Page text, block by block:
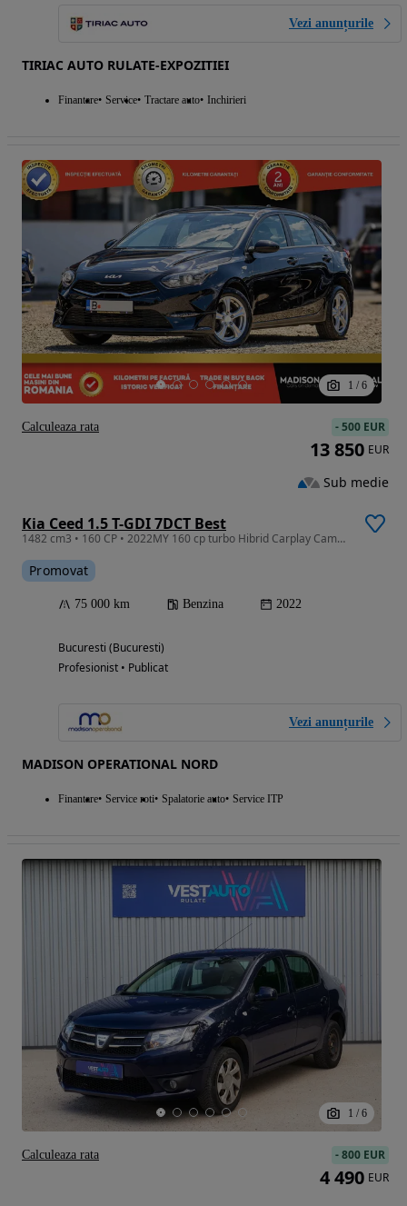
Vezi anunțurile
TIRIAC AUTO RULATE-EXPOZITIEI
Finantare Service Tractare auto Inchirieri
1 / 6
Kia Ceed 1.5 T-GDI 7DCT Best
1482 cm3 • 160 CP • 2022MY 160 cp turbo Hibrid Carplay Camera
Promovat
75 000 km Benzina 2022
Bucuresti (Bucuresti)
Profesionist • Publicat
Vezi anunțurile
MADISON OPERATIONAL NORD
Finantare Service roti Spalatorie auto Service ITP
-500 EUR
13 850 EUR
Sub medie
Calculeaza rata
1 / 6
-800 EUR
4 490 EUR
Calculeaza rata